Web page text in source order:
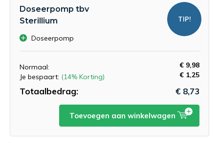
Doseerpomp tbv
Sterillium
Doseerpomp
Normaal:
€ 9,98
Je bespaart: (14% Korting) € 1,25
Totaalbedrag: € 8,73
TIP!
Toevoegen aan winkelwagen